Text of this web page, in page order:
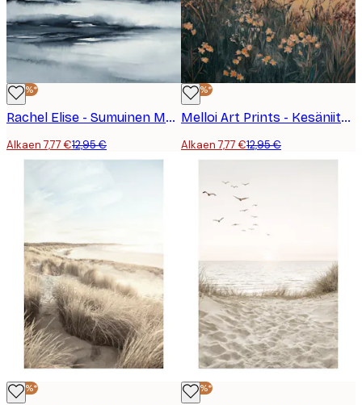
-40%*
Rachel Elise - Sumuinen Metsäjärvi Juliste
Alkaen 7,77 €12,95 €
-40%*
Melloi Art Prints - Kesäniityn Kukat Juliste
Alkaen 7,77 €12,95 €
-40%* -40%*